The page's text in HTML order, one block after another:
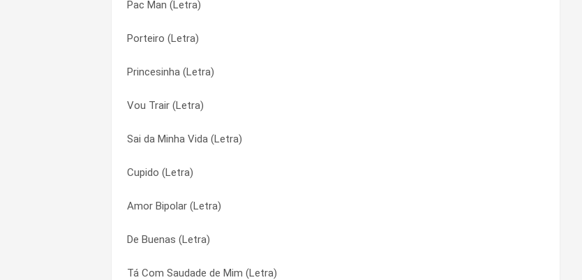
Pac Man (Letra)
Porteiro (Letra)
Princesinha (Letra)
Vou Trair (Letra)
Sai da Minha Vida (Letra)
Cupido (Letra)
Amor Bipolar (Letra)
De Buenas (Letra)
Tá Com Saudade de Mim (Letra)
180 180 360 (Letra)
100% Louco (Letra)
Vai Vendo (Letra)
Destino (Letra)
Vontade Louca (Letra)
Toda Toda (Letra)
Seu Tempo Acabou (Letra)
Tá diferente (Letra)
Rainha (Letra)
Ninguém Podia Prever (Letra)
Oxigênio de Mim (Letra)
Pac Man (Letra)
Passarinho (Letra)
Pegador (Letra)
Pegar de Jeito (Letra)
Pensando Em Você (Letra)
Plano B (Letra)
Porteiro (Letra)